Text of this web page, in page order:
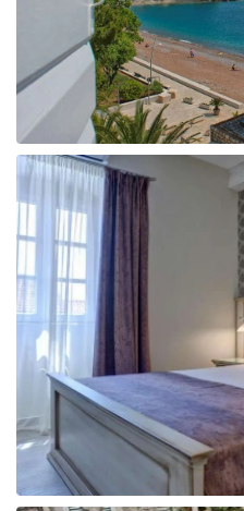
Taizeme
Turcija
Apvienotie Arābu
Itālija
Kipra
Dominikānas
Vjetnama
Tanzānija
Bulgārija
Melnkalne
Šrilanka
Tunisija